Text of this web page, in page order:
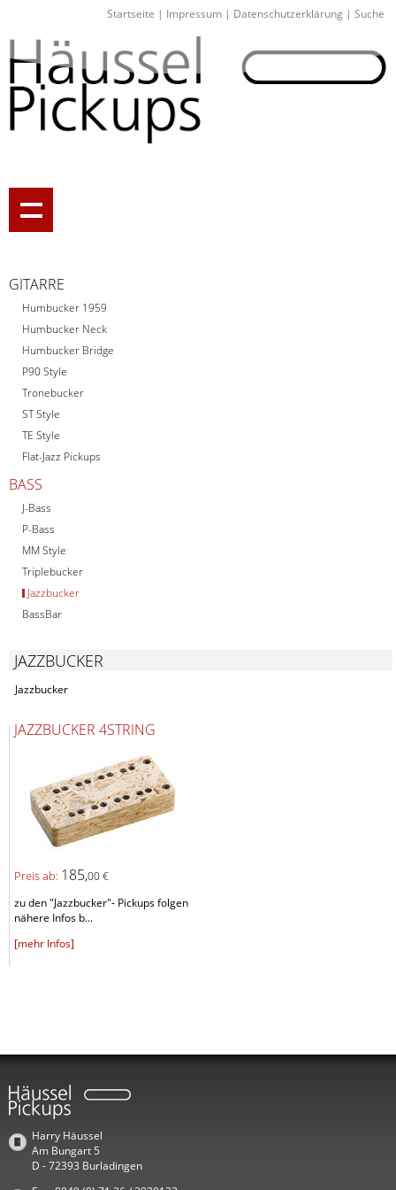
Startseite | Impressum | Datenschutzerklärung | Suche
GITARRE
Humbucker 1959
Humbucker Neck
Humbucker Bridge
P90 Style
Tronebucker
ST Style
TE Style
Flat-Jazz Pickups
BASS
J-Bass
P-Bass
MM Style
Triplebucker
Jazzbucker
BassBar
JAZZBUCKER
Jazzbucker
JAZZBUCKER 4STRING
Preis ab: 185,00 €
zu den "Jazzbucker"- Pickups folgen
nähere Infos b...
[mehr Infos]
Harry Häussel
Am Bungart 5
D - 72393 Burladingen